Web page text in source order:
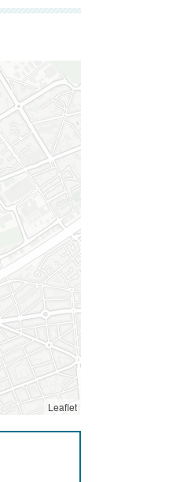
Leaflet